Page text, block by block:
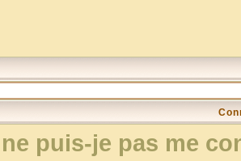
puis-je pas me